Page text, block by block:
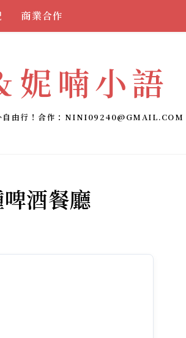
商業合作
喃小語
由行！合作： NINI09240@GMAIL.COM
酒餐廳